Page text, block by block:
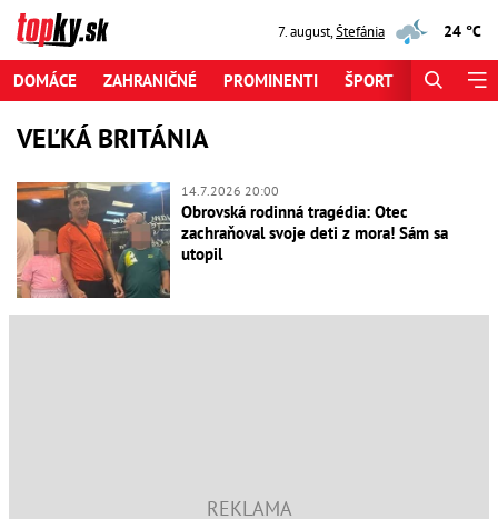
7. august,Štefánia 24 °C
DOMÁCE ZAHRANIČNÉ PROMINENTI ŠPORT
VEĽKÁ BRITÁNIA
14.7.2026 20:00
Obrovská rodinná tragédia: Otec
zachraňoval svoje deti z mora! Sám sa
utopil